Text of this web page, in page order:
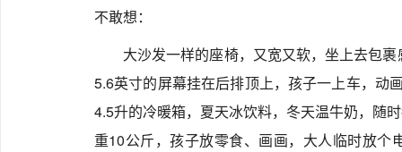
不敢想：
大沙发一样的座椅，又宽又软，坐上去包
5.6英寸的屏幕挂在后排顶上，孩子一上车，动
4.5升的冷暖箱，夏天冰饮料，冬天温牛奶，随
重10公斤，孩子放零食、画画，大人临时放